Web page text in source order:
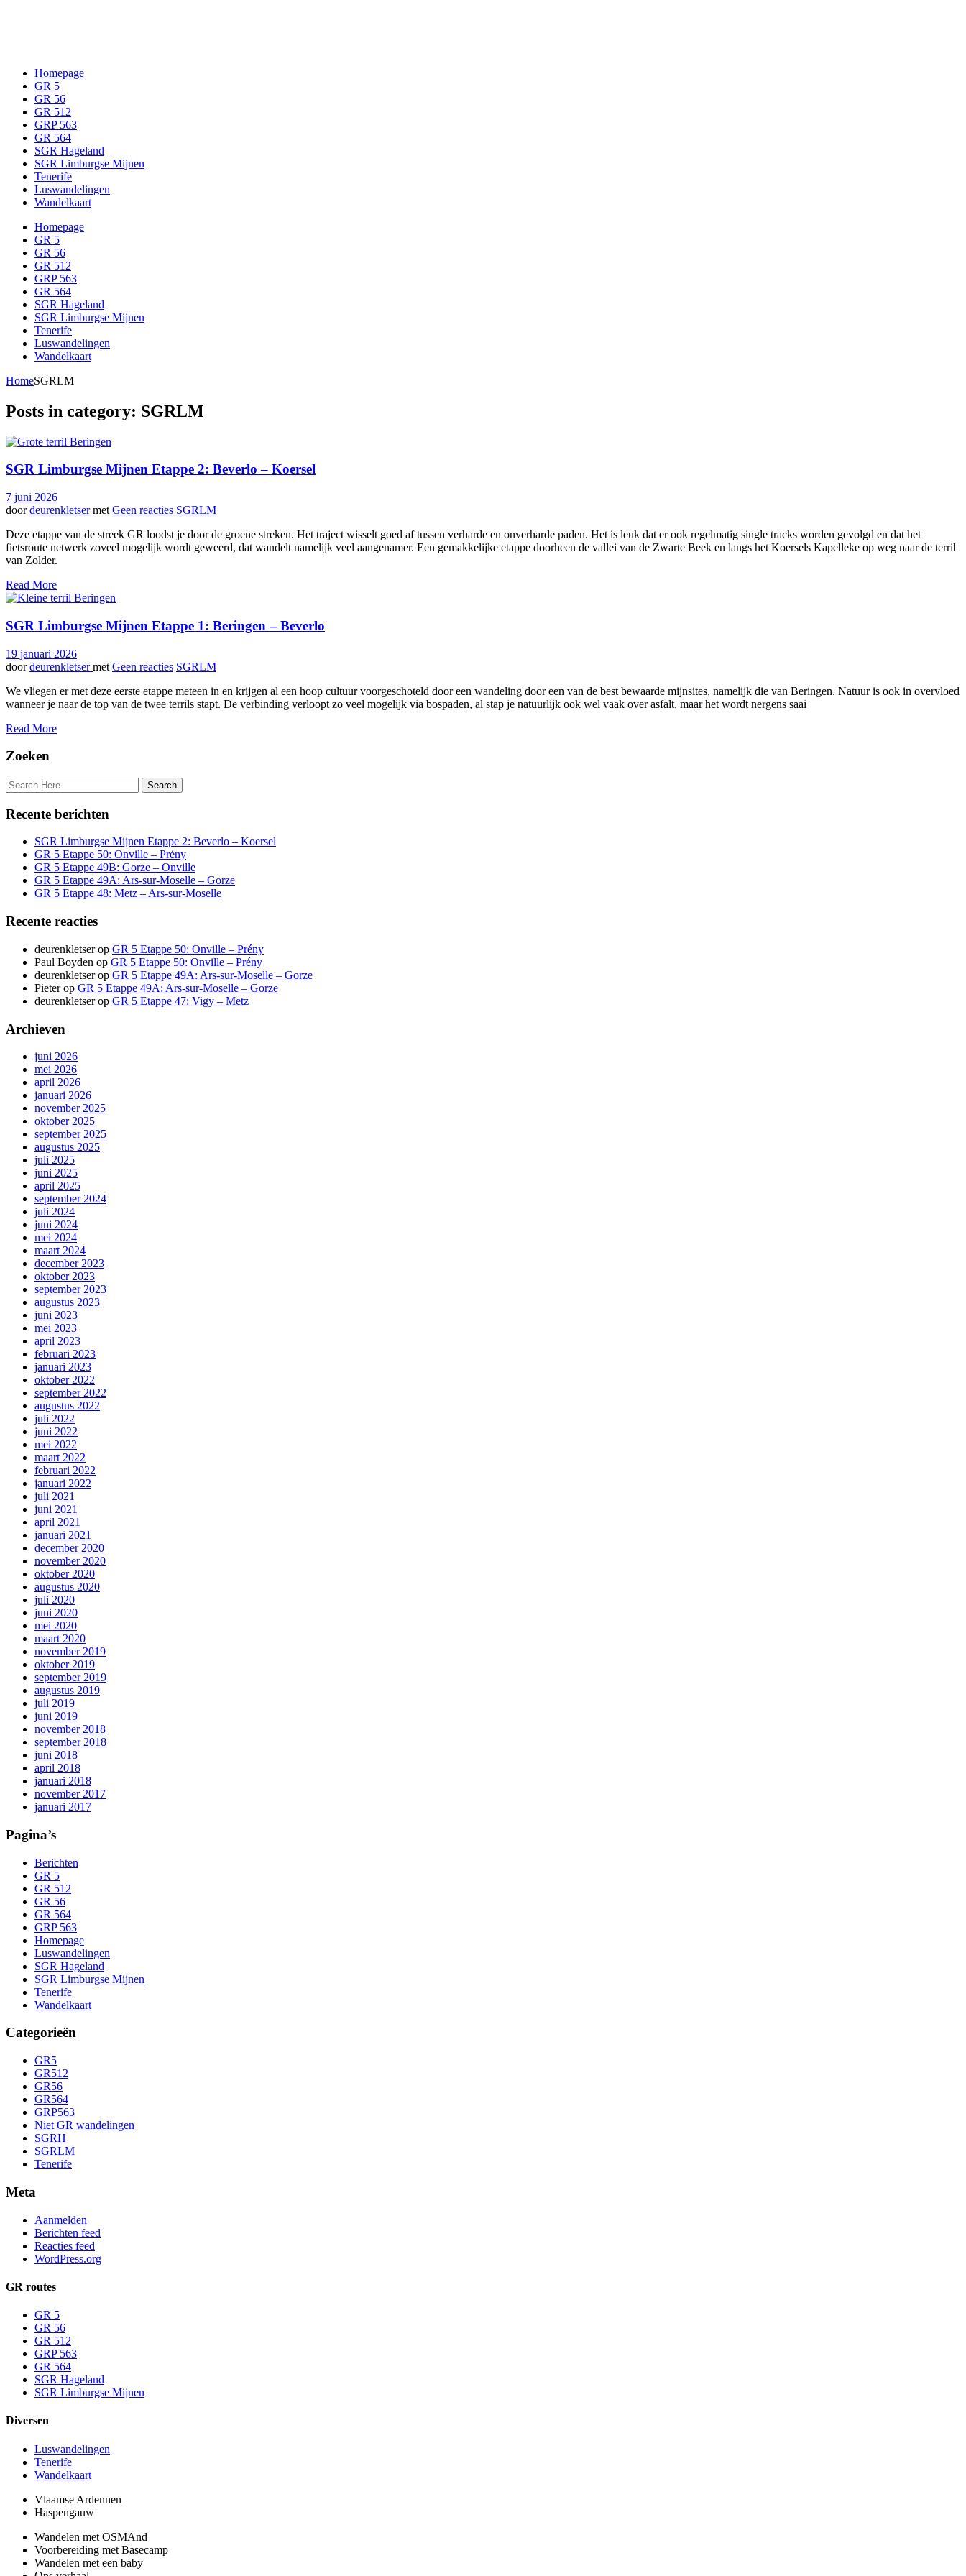
Homepage
GR 5
GR 56
GR 512
GRP 563
GR 564
SGR Hageland
SGR Limburgse Mijnen
Tenerife
Luswandelingen
Wandelkaart
Homepage
GR 5
GR 56
GR 512
GRP 563
GR 564
SGR Hageland
SGR Limburgse Mijnen
Tenerife
Luswandelingen
Wandelkaart
HomeSGRLM
Posts in category: SGRLM
SGR Limburgse Mijnen Etappe 2: Beverlo – Koersel
7 juni 2026
door deurenkletsermet Geen reacties SGRLM
Deze etappe van de streek GR loodst je door de groene streken. Het traject wisselt goed af tussen verharde en onverharde paden. Het is leuk dat er ook regelmatig single tracks worden gevolgd en dat het
fietsroute netwerk zoveel mogelijk wordt geweerd, dat wandelt namelijk veel aangenamer. Een gemakkelijke etappe doorheen de vallei van de Zwarte Beek en langs het Koersels Kapelleke op weg naar de terril
van Zolder.
Read More
SGR Limburgse Mijnen Etappe 1: Beringen – Beverlo
19 januari 2026
door deurenkletsermet Geen reacties SGRLM
We vliegen er met deze eerste etappe meteen in en krijgen al een hoop cultuur voorgeschoteld door een wandeling door een van de best bewaarde mijnsites, namelijk die van Beringen. Natuur is ook in overvloed
wanneer je naar de top van de twee terrils stapt. De verbinding verloopt zo veel mogelijk via bospaden, al stap je natuurlijk ook wel vaak over asfalt, maar het wordt nergens saai
Read More
Zoeken
Recente berichten
SGR Limburgse Mijnen Etappe 2: Beverlo – Koersel
GR 5 Etappe 50: Onville – Prény
GR 5 Etappe 49B: Gorze – Onville
GR 5 Etappe 49A: Ars-sur-Moselle – Gorze
GR 5 Etappe 48: Metz – Ars-sur-Moselle
Recente reacties
deurenkletserop GR 5 Etappe 50: Onville – Prény
Paul Boyden op GR 5 Etappe 50: Onville – Prény
deurenkletserop GR 5 Etappe 49A: Ars-sur-Moselle – Gorze
Pieterop GR 5 Etappe 49A: Ars-sur-Moselle – Gorze
deurenkletserop GR 5 Etappe 47: Vigy – Metz
Archieven
juni 2026
mei 2026
april 2026
januari 2026
november 2025
oktober 2025
september 2025
augustus 2025
juli 2025
juni 2025
april 2025
september 2024
juli 2024
juni 2024
mei 2024
maart 2024
december 2023
oktober 2023
september 2023
augustus 2023
juni 2023
mei 2023
april 2023
februari 2023
januari 2023
oktober 2022
september 2022
augustus 2022
juli 2022
juni 2022
mei 2022
maart 2022
februari 2022
januari 2022
juli 2021
juni 2021
april 2021
januari 2021
december 2020
november 2020
oktober 2020
augustus 2020
juli 2020
juni 2020
mei 2020
maart 2020
november 2019
oktober 2019
september 2019
augustus 2019
juli 2019
juni 2019
november 2018
september 2018
juni 2018
april 2018
januari 2018
november 2017
januari 2017
Pagina’s
Berichten
GR 5
GR 512
GR 56
GR 564
GRP 563
Homepage
Luswandelingen
SGR Hageland
SGR Limburgse Mijnen
Tenerife
Wandelkaart
Categorieën
GR5
GR512
GR56
GR564
GRP563
Niet GR wandelingen
SGRH
SGRLM
Tenerife
Meta
Aanmelden
Berichten feed
Reacties feed
WordPress.org
GR routes
GR 5
GR 56
GR 512
GRP 563
GR 564
SGR Hageland
SGR Limburgse Mijnen
Diversen
Luswandelingen
Tenerife
Wandelkaart
Vlaamse Ardennen
Haspengauw
Wandelen met OSMAnd
Voorbereiding met Basecamp
Wandelen met een baby